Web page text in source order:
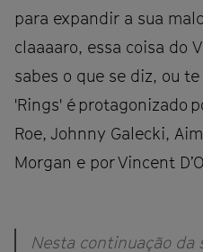
para expandir a sua
claaaaro, essa coisa do
sabes o que se diz, ou
'Rings' é protagonizado
Roe, Johnny Galecki,
Morgan e por Vincent
Nesta continuação da